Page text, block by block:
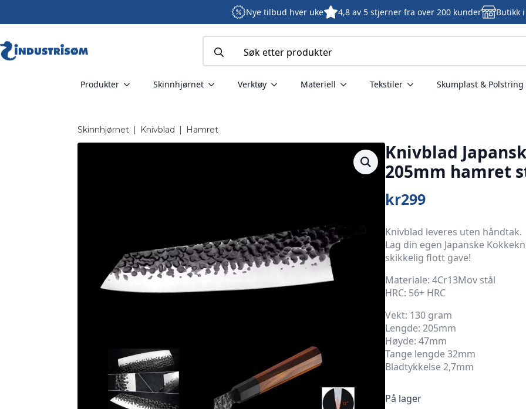
Nye tilbud hver uke 4,8 av 5 stjerner fra over 200 kunder Butikk
for:
Produkter Skinnhjørnet Verktøy Materiell Tekstiler Skumplast & Polstring
Skinnhjørnet | Knivblad | Hamret
Knivblad
205mm hamret
kr299
Knivblad leveres uten håndtak.
Lag din egen Japanske
skikkelig flott gave!
Materiale: 4Cr13Mov stål
HRC: 56+ HRC
Vekt: 130 gram
Lengde: 205mm
Høyde: 47mm
Tange lengde 32mm
Bladtykkelse 2,7mm
På lager